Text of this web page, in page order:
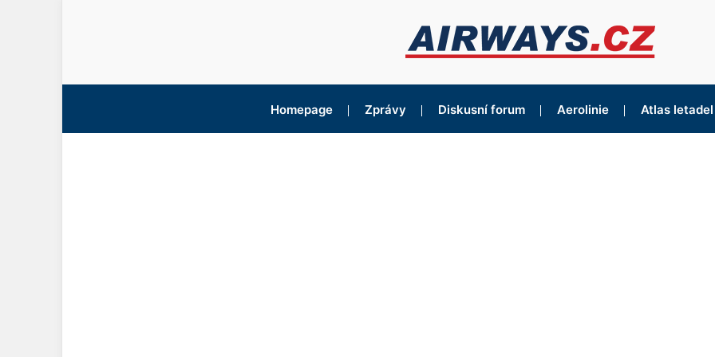
Homepage Zprávy Diskusní forum Aerolinie Atlas letadel